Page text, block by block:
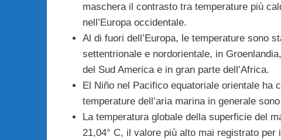
maschera il contrasto tra temperature più
nell’Europa occidentale.
Al di fuori dell’Europa, le temperature sono
settentrionale e nordorientale, in
del Sud America e in gran parte dell’Africa.
El Niño nel Pacifico equatoriale orientale ha
temperature dell’aria marina in generale
La temperatura globale della superficie del
21,04° C, il valore più alto mai registrato